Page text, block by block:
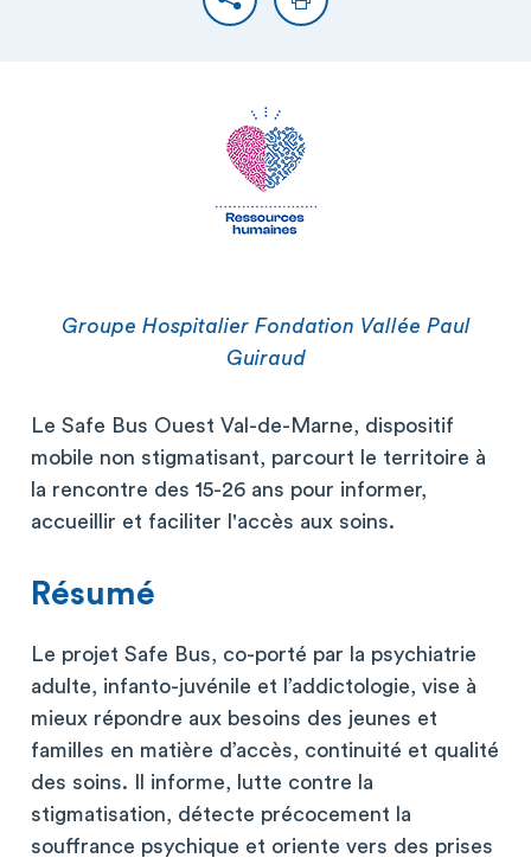
PartagerImprimer
Groupe Hospitalier Fondation Vallée Paul
Guiraud
Le Safe Bus Ouest Val-de-Marne, dispositif
mobile non stigmatisant, parcourt le territoire à
la rencontre des 15-26 ans pour informer,
accueillir et faciliter l'accès aux soins.
Résumé
Le projet Safe Bus, co-porté par la psychiatrie
adulte, infanto-juvénile et l’addictologie, vise à
mieux répondre aux besoins des jeunes et
familles en matière d’accès, continuité et qualité
des soins. Il informe, lutte contre la
stigmatisation, détecte précocement la
souffrance psychique et oriente vers des prises